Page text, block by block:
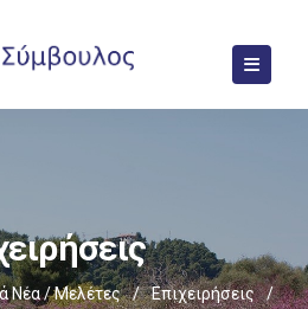
Νέα / Μελέτες / Επιχειρήσεις
/